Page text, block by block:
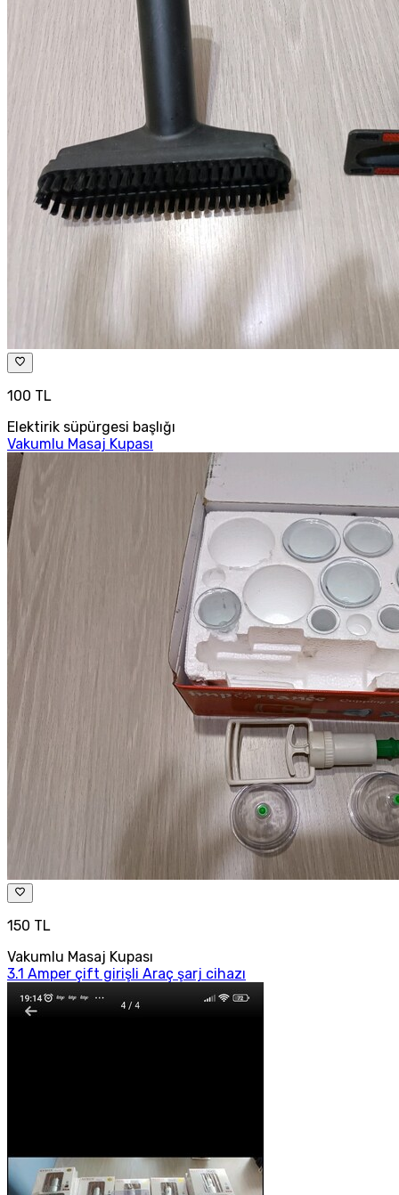
100 TL
Elektirik süpürgesi başlığı
Vakumlu Masaj Kupası
150 TL
Vakumlu Masaj Kupası
3.1 Amper çift girişli Araç şarj cihazı